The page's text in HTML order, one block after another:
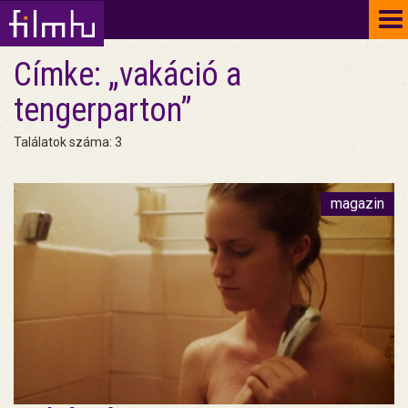
Címke: „vakáció a
tengerparton”
Találatok száma: 3
magazin